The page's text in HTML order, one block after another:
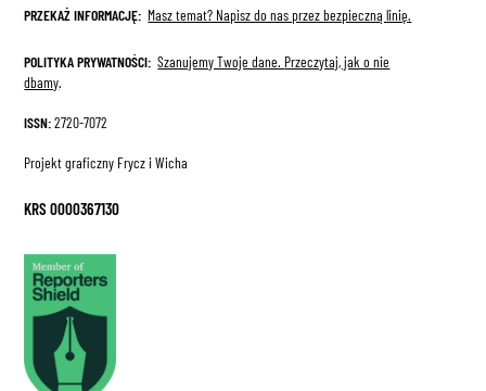
PRZEKAŻ INFORMACJĘ: Masz temat? Napisz do nas przez bezpieczną linię.
POLITYKA PRYWATNOŚCI: Szanujemy Twoje dane. Przeczytaj, jak o nie
dbamy.
ISSN:2720-7072
Projekt graficzny Frycz i Wicha
KRS 0000367130